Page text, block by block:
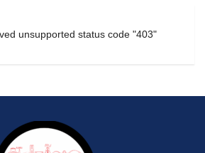
unsupported status code "403"